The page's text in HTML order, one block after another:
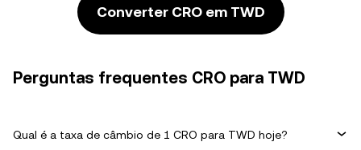
Converter CRO em TWD
Perguntas frequentes CRO para TWD
Qual é a taxa de câmbio de 1 CRO para TWD hoje?